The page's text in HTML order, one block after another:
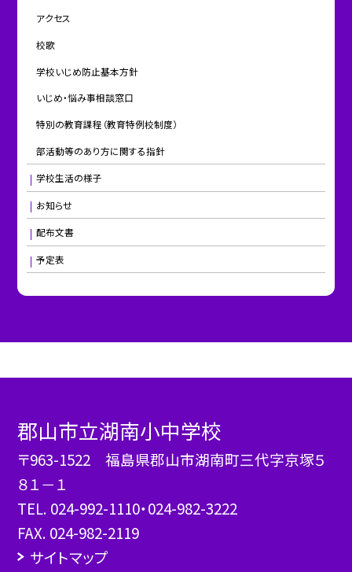
アクセス
校歌
学校いじめ防止基本方針
いじめ・悩み事相談窓口
特別の教育課程（教育特例校制度）
部活動等のあり方に関する指針
学校生活の様子
お知らせ
配布文書
予定表
郡山市立湖南小中学校
〒963-1522 福島県郡山市湖南町三代字京塚５
８１－１
TEL. 024-992-1110・024-982-3222
FAX. 024-982-2119
サイトマップ